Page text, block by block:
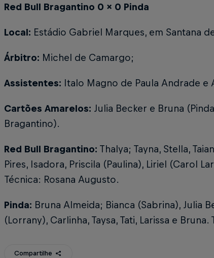
Red Bull Bragantino 0 x 0 Pinda
Local: Estádio Gabriel Marques, em Santana
Árbitro: Michel de Camargo;
Assistentes: Italo Magno de Paula Andrade e
Cartões Amarelos: Julia Becker e Bruna
Bragantino).
Red Bull Bragantino: Thalya; Tayna, Stella,
Pires, Isadora, Priscila (Paulina), Liriel (Carol
Técnica: Rosana Augusto.
Pinda: Bruna Almeida; Bianca (Sabrina), Julia
(Lorrany), Carlinha, Taysa, Tati, Larissa e
Compartilhe